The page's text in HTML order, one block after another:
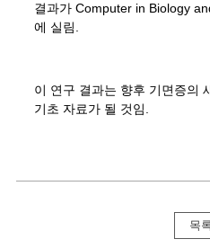
결과가 Computer in Biology
에 실림.
이 연구 결과는 향후 기면증의
기초 자료가 될 것임.
목